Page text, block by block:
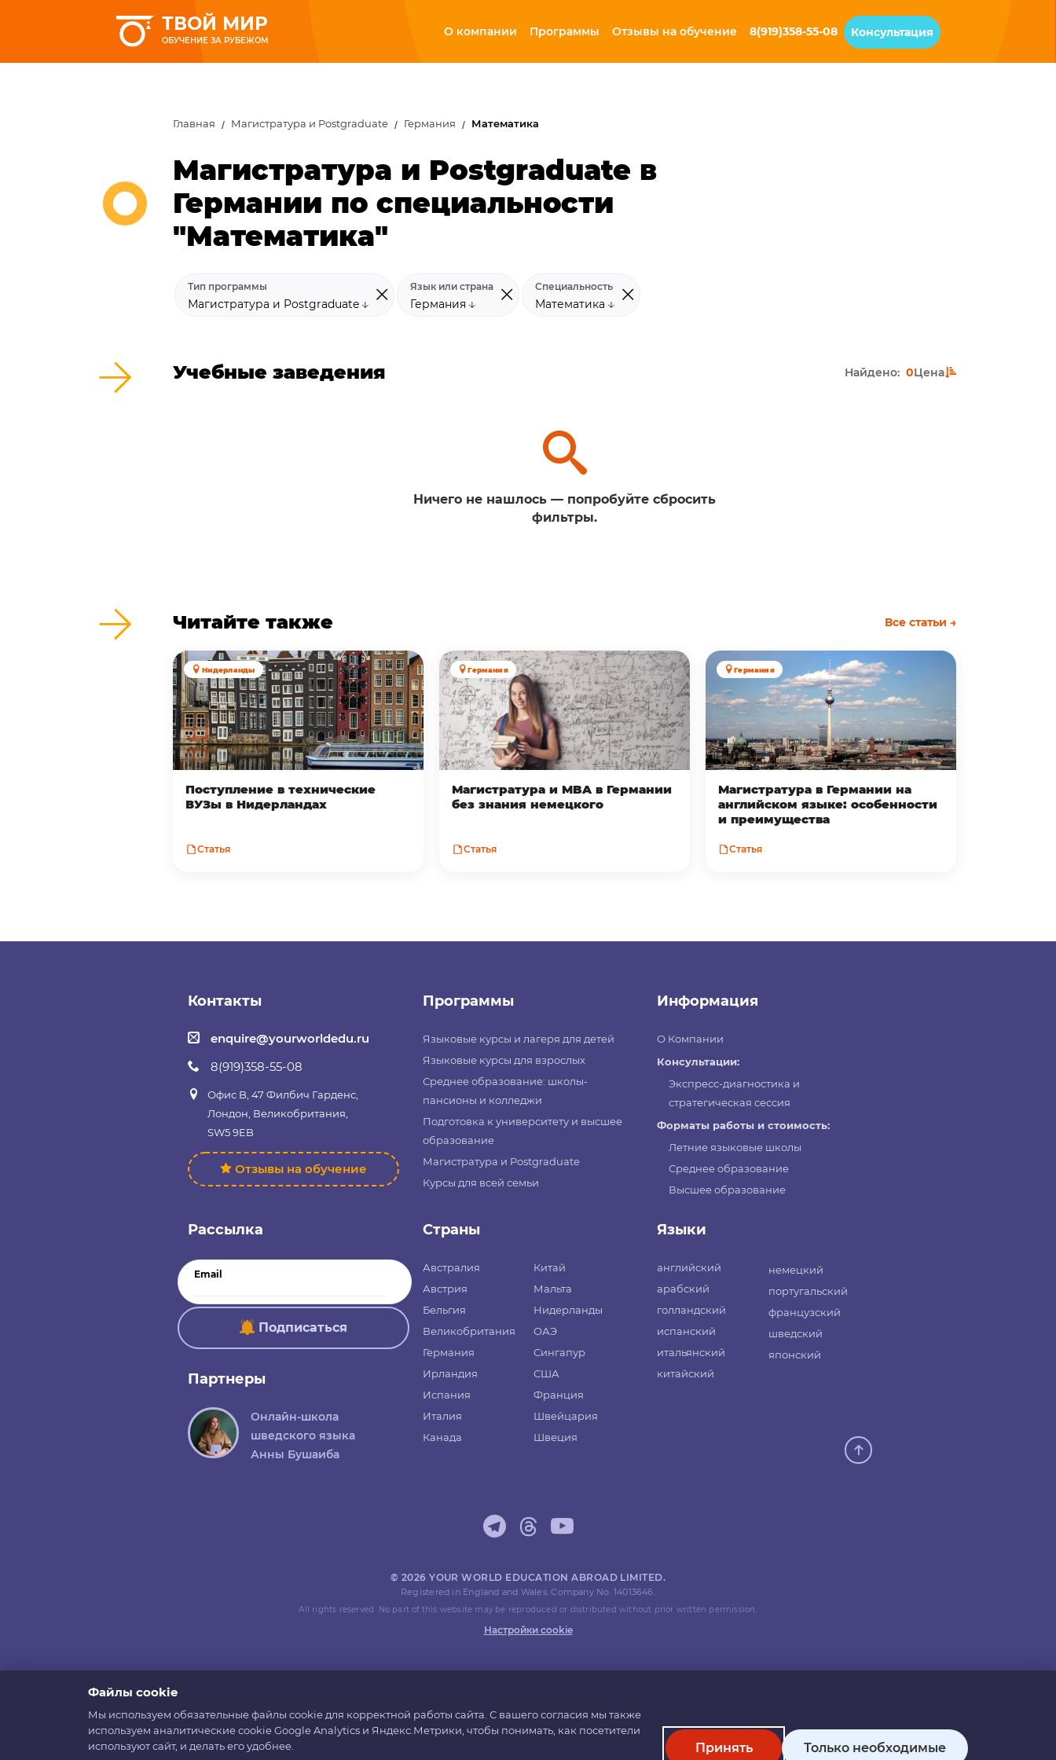
ТВОЙ МИР
ОБУЧЕНИЕ ЗА РУБЕЖОМ
О компании Программы Отзывы на обучение 8(919)358-55-08 Консультация
Главная Магистратура и Postgraduate Германия Математика
Магистратура и Postgraduate в
Германии по специальности
"Математика"
Тип программы
Магистратура и Postgraduate
Язык или страна
Германия
Специальность
Математика
Учебные заведения Найдено: 0Цена
Ничего не нашлось — попробуйте сбросить
фильтры.
Читайте также Все статьи →
Нидерланды
Поступление в технические
ВУЗы в Нидерландах
Статья
Германия
Магистратура и MBA в Германии
без знания немецкого
Статья
Германия
Магистратура в Германии на
английском языке: особенности
и преимущества
Статья
Контакты
enquire@yourworldedu.ru
8(919)358-55-08
Офис B, 47 Филбич Гарденс,
Лондон, Великобритания,
SW5 9EB
Отзывы на обучение
Программы
Языковые курсы и лагеря для детей
Языковые курсы для взрослых
Среднее образование: школы-
пансионы и колледжи
Подготовка к университету и высшее
образование
Магистратура и Postgraduate
Курсы для всей семьи
Информация
О Компании
Консультации:
Экспресс-диагностика и
стратегическая сессия
Форматы работы и стоимость:
Летние языковые школы
Среднее образование
Высшее образование
Рассылка
Email
Подписаться
Партнеры
Онлайн-школа
шведского языка
Анны Бушаиба
Страны
Австралия
Австрия
Бельгия
Великобритания
Германия
Ирландия
Испания
Италия
Канада
Китай
Мальта
Нидерланды
ОАЭ
Сингапур
США
Франция
Швейцария
Швеция
Языки
английский
арабский
голландский
испанский
итальянский
китайский
немецкий
португальский
французский
шведский
японский
© 2026 YOUR WORLD EDUCATION ABROAD LIMITED.
Registered in England and Wales. Company No. 14013646.
All rights reserved. No part of this website may be reproduced or distributed without prior written permission.
Настройки cookie
Файлы cookie
Мы используем обязательные файлы cookie для корректной работы сайта. С вашего согласия мы также
используем аналитические cookie Google Analytics и Яндекс.Метрики, чтобы понимать, как посетители
используют сайт, и делать его удобнее.
Принять Только необходимые